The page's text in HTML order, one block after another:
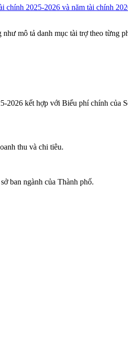
chính 2025-2026 và năm tài chính
mô tả danh mục tài trợ theo từng
kết hợp với Biểu phí chính của
thu và chi tiêu.
ban ngành của Thành phố.